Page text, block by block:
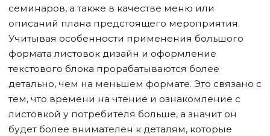
семинаров, а также в качестве меню или
описаний плана предстоящего мероприятия.
Учитывая особенности применения большого
формата листовок дизайн и оформление
текстового блока прорабатываются более
детально, чем на меньшем формате. Это связано с
тем, что времени на чтение и ознакомление с
листовкой у потребителя больше, а значит он
будет более внимателен к деталям, которые